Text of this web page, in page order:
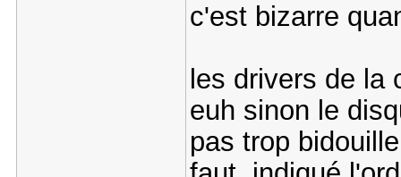
c'est bizarre
les drivers de la
euh sinon le
pas trop